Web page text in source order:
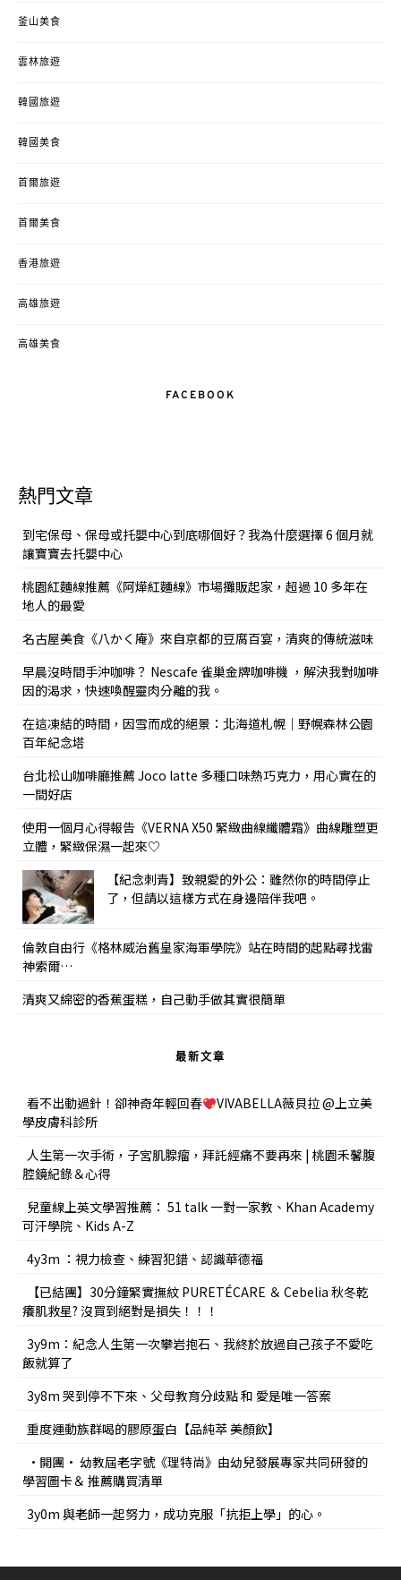
釜山美食
雲林旅遊
韓國旅遊
韓國美食
首爾旅遊
首爾美食
香港旅遊
高雄旅遊
高雄美食
FACEBOOK
熱門文章
到宅保母、保母或托嬰中心到底哪個好？我為什麼選擇 6 個月就
讓寶寶去托嬰中心
桃園紅麵線推薦《阿燁紅麵線》市場攤販起家，超過 10 多年在
地人的最愛
名古屋美食《八かく庵》來自京都的豆腐百宴，清爽的傳統滋味
早晨沒時間手沖咖啡？ Nescafe 雀巢金牌咖啡機 ，解決我對咖啡
因的渴求，快速喚醒靈肉分離的我。
在這凍結的時間，因雪而成的絕景：北海道札幌｜野幌森林公園
百年紀念塔
台北松山咖啡廳推薦 Joco latte 多種口味熱巧克力，用心實在的
一間好店
使用一個月心得報告《VERNA X50 緊緻曲線纖體霜》曲線雕塑更
立體，緊緻保濕一起來♡
【紀念刺青】致親愛的外公：雖然你的時間停止
了，但請以這樣方式在身邊陪伴我吧。
倫敦自由行《格林威治舊皇家海軍學院》站在時間的起點尋找雷
神索爾…
清爽又綿密的香蕉蛋糕，自己動手做其實很簡單
最新文章
看不出動過針！卻神奇年輕回春
VIVABELLA薇貝拉 @上立美
學皮膚科診所
人生第一次手術，子宮肌腺瘤，拜託經痛不要再來 | 桃園禾馨腹
腔鏡紀錄＆心得
兒童線上英文學習推薦： 51 talk 一對一家教、Khan Academy
可汗學院、Kids A-Z
4y3m ：視力檢查、練習犯錯、認識華德福
【已結團】30分鐘緊實撫紋 PURETÉCARE ＆ Cebelia 秋冬乾
癢肌救星? 沒買到絕對是損失！！！
3y9m：紀念人生第一次攀岩抱石、我終於放過自己孩子不愛吃
飯就算了
3y8m 哭到停不下來、父母教育分歧點 和 愛是唯一答案
重度運動族群喝的膠原蛋白【品純萃 美顏飲】
•開團• 幼教屆老字號《理特尚》由幼兒發展專家共同研發的
學習圖卡＆ 推薦購買清單
3y0m 與老師一起努力，成功克服「抗拒上學」的心。